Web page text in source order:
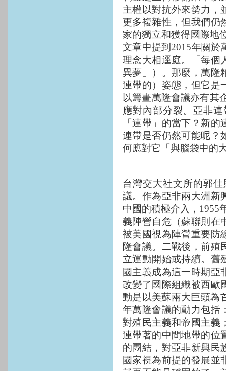
主權以對抗外來勢力，
更多複雜性，但我們仍
家的獨立和獲得國際地
文章中提到2015年關於
理念大相逕庭。「每個
異夢」）。那麼，萬隆
連帶的）姿態，但它是
以籌畫萬隆會議亦有其
應對內部分裂。亞非
「連帶」的當下？新
連帶是否仍然可能呢？
何應對它「與腦袋中的
台灣交大社文所的郭
議。作為亞非兩大洲新
中國的積極介入， 1955
義陣營自危（蘇聯則在
被美國視為陣營重要防
隆會議。二戰後，前殖
立運動開始或持續。舊
國主義成為這一時期亞
改變了國際組織被西歐
動是以美蘇兩大巨頭為
年萬隆會議的動力包括
對殖民主義和帝國主義
連帶著的中間地帶的位
的團結，對亞非新興民
國家視為前提的發展並